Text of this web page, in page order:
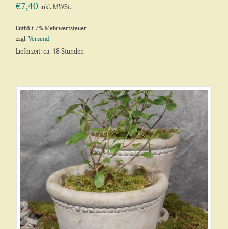
€7,40 inkl. MWSt.
Enthält 7% Mehrwertsteuer
zzgl.Versand
Lieferzeit: ca. 48 Stunden